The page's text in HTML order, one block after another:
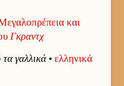
και
Γκραντχ
γαλ­λικά• ελ­ληνικά